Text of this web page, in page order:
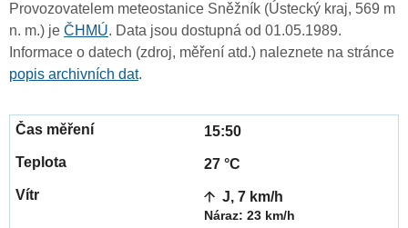
Provozovatelem meteostanice Sněžník (Ústecký kraj, 569 m
n. m.) je ČHMÚ. Data jsou dostupná od 01.05.1989.
Informace o datech (zdroj, měření atd.) naleznete na stránce
popis archivních dat.
15:50
27 °C
J, 7 km/h
Náraz: 23 km/h